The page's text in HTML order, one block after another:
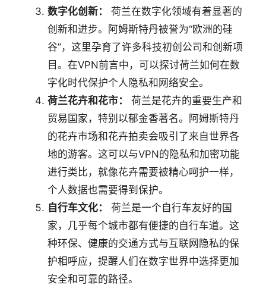
数字化创新：
荷兰在数字化领域有着显著的
创新和进步。阿姆斯特丹被誉为“欧洲的硅
谷”，这里孕育了许多科技初创公司和创新项
目。在VPN前言中，可以探讨荷兰如何在数
字化时代保护个人隐私和网络安全。
荷兰花卉和花市：
荷兰是花卉的重要生产和
贸易国家，特别以郁金香著名。阿姆斯特丹
的花卉市场和花卉拍卖会吸引了来自世界各
地的游客。这可以与VPN的隐私和加密功能
进行类比，就像花卉需要被精心呵护一样，
个人数据也需要得到保护。
自行车文化：
荷兰是一个自行车友好的国
家，几乎每个城市都有便捷的自行车道。这
种环保、健康的交通方式与互联网隐私的保
护相呼应，提醒人们在数字世界中选择更加
安全和可靠的路径。